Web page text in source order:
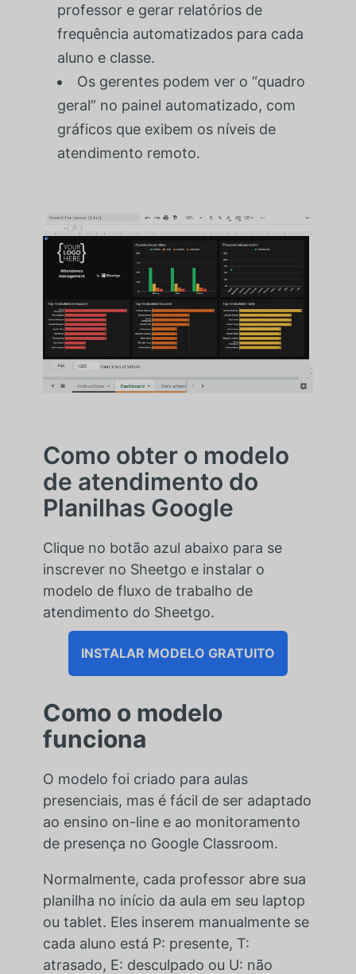
professor e gerar relatórios de
frequência automatizados para cada
aluno e classe.
Os gerentes podem ver o “quadro
geral” no painel automatizado, com
gráficos que exibem os níveis de
atendimento remoto.
Como obter o modelo
de atendimento do
Planilhas Google
Clique no botão azul abaixo para se
inscrever no Sheetgo e instalar o
modelo de fluxo de trabalho de
atendimento do Sheetgo.
INSTALAR MODELO GRATUITO
Como o modelo
funciona
O modelo foi criado para aulas
presenciais, mas é fácil de ser adaptado
ao ensino on-line e ao monitoramento
de presença no Google Classroom.
Normalmente, cada professor abre sua
planilha no início da aula em seu laptop
ou tablet. Eles inserem manualmente se
cada aluno está P: presente, T:
atrasado, E: desculpado ou U: não